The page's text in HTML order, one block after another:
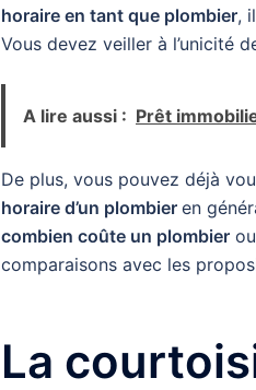
horaire en tant que plombier,
Vous devez veiller à l’unicité
A lire aussi : Prêt
De plus, vous pouvez déjà
horaire d’un plombier en
combien coûte un plombier
comparaisons avec les
La